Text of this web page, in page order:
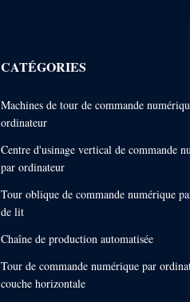
CATÉGORIES
Machines de tour de commande
ordinateur
Centre d'usinage vertical de commande
par ordinateur
Tour oblique de commande numérique
de lit
Chaîne de production automatisée
Tour de commande numérique par
couche horizontale